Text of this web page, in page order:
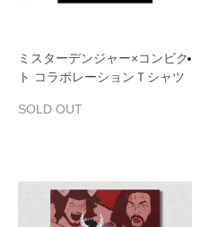
ミスターデンジャー×コンビク
ト コラボレーションＴシャツ
SOLD OUT